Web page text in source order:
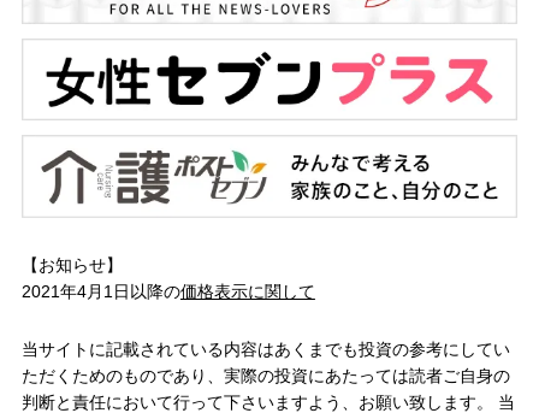
【お知らせ】
2021年4月1日以降の価格表示に関して
当サイトに記載されている内容はあくまでも投資の参考にしてい
ただくためのものであり、実際の投資にあたっては読者ご自身の
判断と責任において行って下さいますよう、お願い致します。 当